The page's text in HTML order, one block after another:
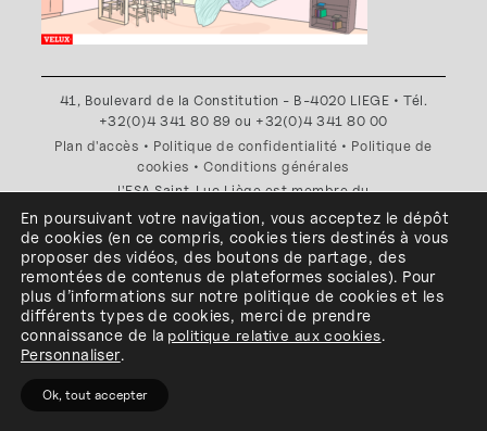
41, Boulevard de la Constitution - B-4020 LIEGE • Tél.
+32(0)4 341 80 89 ou +32(0)4 341 80 00
Plan d'accès • Politique de confidentialité • Politique de
cookies •Conditions générales
l'ESA Saint-Luc Liège est membre du
En poursuivant votre navigation, vous acceptez le dépôt
de cookies (en ce compris, cookiestiers destinés à vous
proposer des vidéos, des boutons de partage, des
remontées de contenus de plateformes sociales). Pour
plus d’informations sur notre politique de cookies et les
différents types de cookies, merci de prendre
connaissance de la politique relative aux cookies.
Personnaliser.
Ok, tout accepter